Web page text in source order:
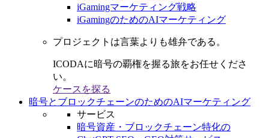
iGamingマーケティング戦略
iGamingのためのAIマーケティング
プロジェクトは言葉よりも雄弁である。
ICODAに暗号の覇権を握る旅をお任せくださ
い。
ケースを探る
暗号とブロックチェーンのためのAIマーケティング
サービス
暗号資産・ブロックチェーン特化の